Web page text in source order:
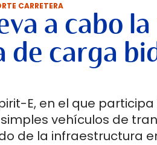
CARRETERA
a cabo
de carga
E, en el que
vehículos de
de la infraestructura